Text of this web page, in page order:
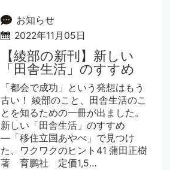
お知らせ
2022年11月05日
【綾部の新刊】新しい
「田舎生活」のすすめ
「都会で成功」という発想はもう
古い！ 綾部のこと、田舎生活のこ
とを知るための一冊が出ました。
新しい「田舎生活」のすすめ
―「移住立国あやべ」で見つけ
た、ワクワクのヒント41 蒲田正樹
著 育鵬社 定価1,5…